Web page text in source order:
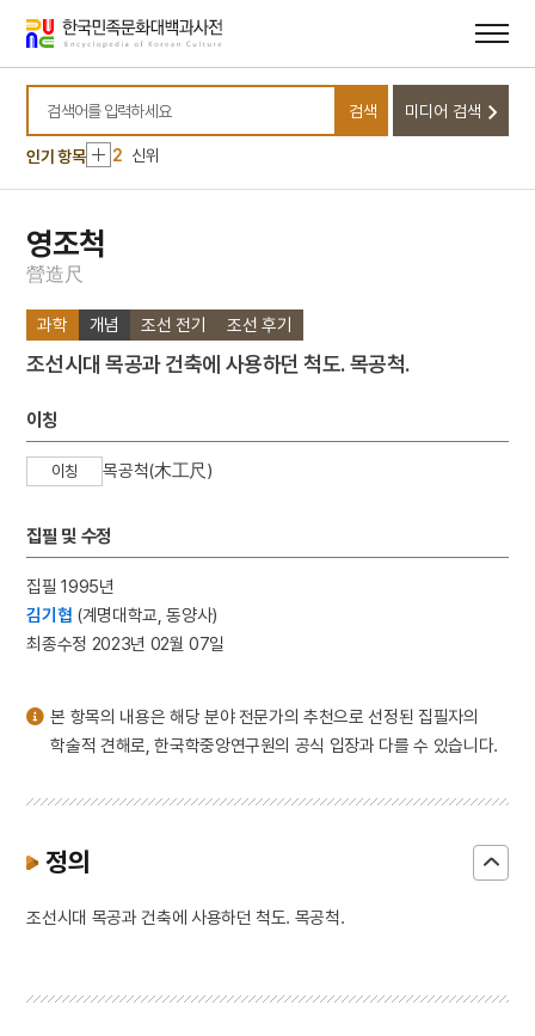
바로가기
바로가기
검색어를 입력하세요
검색 미디어 검색
인기 항목
10 달서구
1 금성대군
2 신위
3 이리역 폭발 사고
7
경북대학교 상주캠퍼스
8 국방비
10 달서구
1 금성대군
4
5 반야심경
개성 경천사지 십층석탑
8
국방비
10 달서구
영조척
營造尺
과학 개념 조선 전기 조선 후기
조선시대 목공과 건축에 사용하던 척도. 목공척.
이칭
이칭 목공척(木工尺)
집필 및 수정
집필 1995년
김기협 (계명대학교, 동양사)
최종수정 2023년 02월 07일
본 항목의 내용은 해당 분야 전문가의 추천으로 선정된 집필자의
학술적 견해로, 한국학중앙연구원의 공식 입장과 다를 수 있습니다.
정의
조선시대 목공과 건축에 사용하던 척도. 목공척.